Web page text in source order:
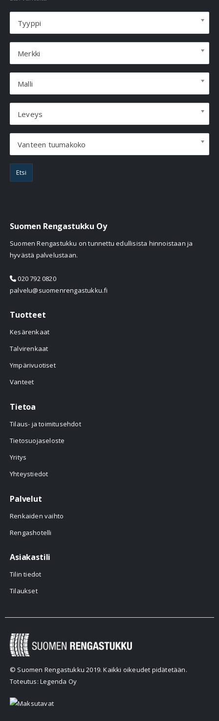
Tyyppi
Merkki
Malli
Leveys
Vanteen tuumakoko
Etsi
Suomen Rengastukku Oy
Suomen Rengastukku on tunnettu edullisista hinnoistaan ja
hyvästä palvelustaan.
020 792 0820
palvelu@suomenrengastukku.fi
Tuotteet
Kesärenkaat
Talvirenkaat
Ympärivuotiset
Vanteet
Tietoa
Tilaus- ja toimitusehdot
Tietosuojaseloste
Yritys
Yhteystiedot
Palvelut
Renkaiden vaihto
Rengashotelli
Asiakastili
Tilin tiedot
Tilaukset
© Suomen Rengastukku 2019. Kaikki oikeudet pidätetään.
Toteutus: Legenda Oy